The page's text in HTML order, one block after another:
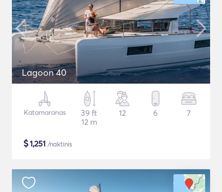
Lagoon 40
Katamaranas
39 ft
12 m
12 6 7
$1,251 /naktinis